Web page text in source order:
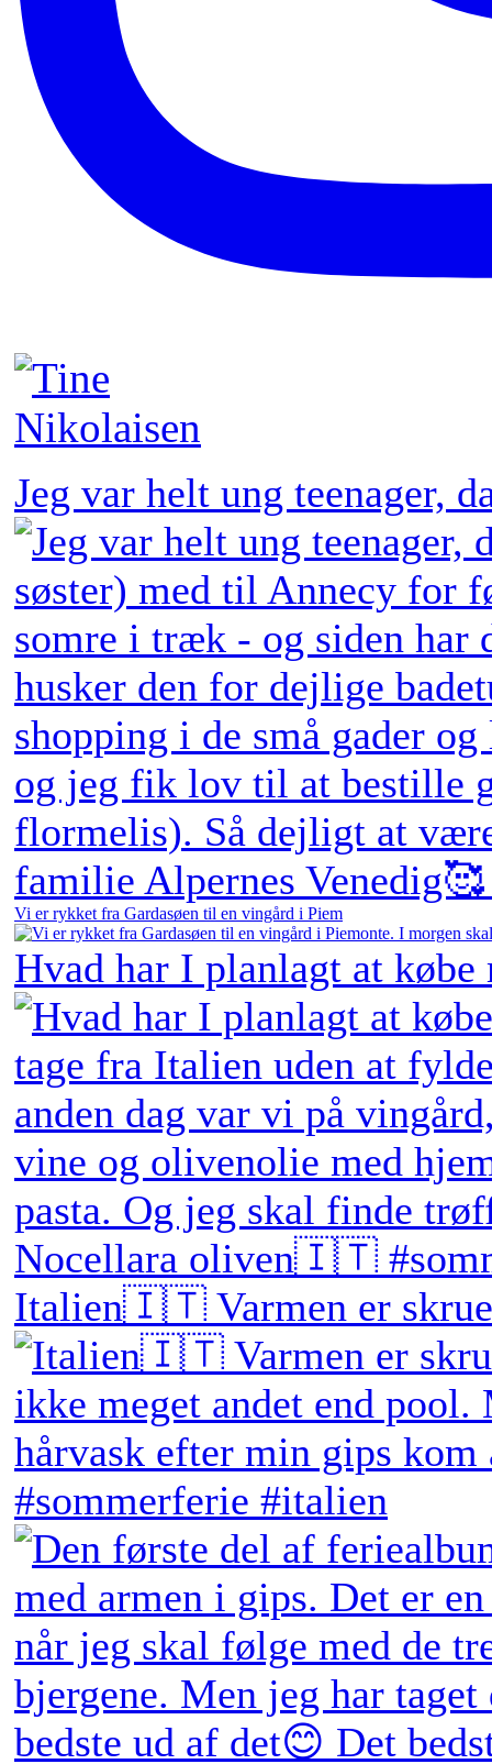
Jeg var helt ung teenager,
Vi er rykket fra Gardasøen til en vingård i Piem
Hvad har I planlagt at
Italien🇮🇹 Varmen er